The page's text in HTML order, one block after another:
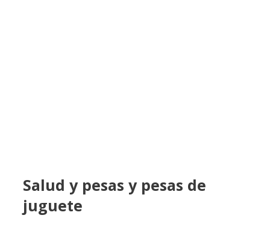
Salud y pesas y pesas de
juguete